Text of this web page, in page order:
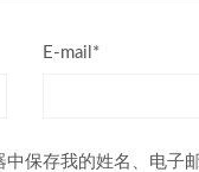
E-mail*
中保存我的姓名、电子